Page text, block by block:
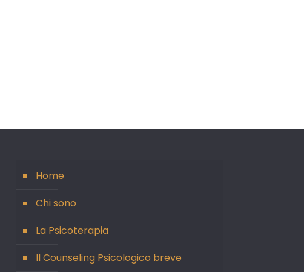
Home
Chi sono
La Psicoterapia
Il Counseling Psicologico breve